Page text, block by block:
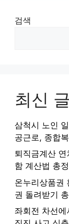
검색
최신 글
삼척시 노인
공근로, 종합
퇴직금계산
함 계산법 총
온누리상품권
권 돌려받기
좌회전 차선